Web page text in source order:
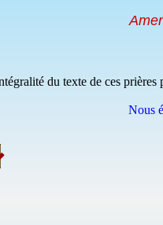
du texte de ces prières
Nous